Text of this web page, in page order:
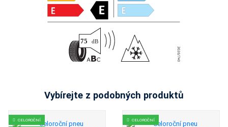
Vybírejte z podobných produktů
CELOROČNÍ CELOROČNÍ